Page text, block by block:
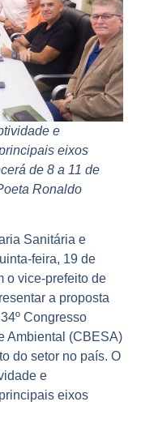
e
eixos
de 8 a 11 de
Ronaldo
Sanitária e
feira, 19 de
o vice-prefeito de
a proposta
Congresso
Ambiental (CBESA)
do setor no país. O
e
eixos